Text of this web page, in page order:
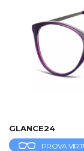
GLANCE24
PROVA